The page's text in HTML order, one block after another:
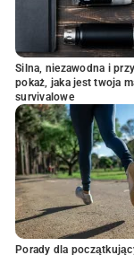
Silna, niezawodna i
pokaż, jaka jest twoja
survivalowe
Porady dla